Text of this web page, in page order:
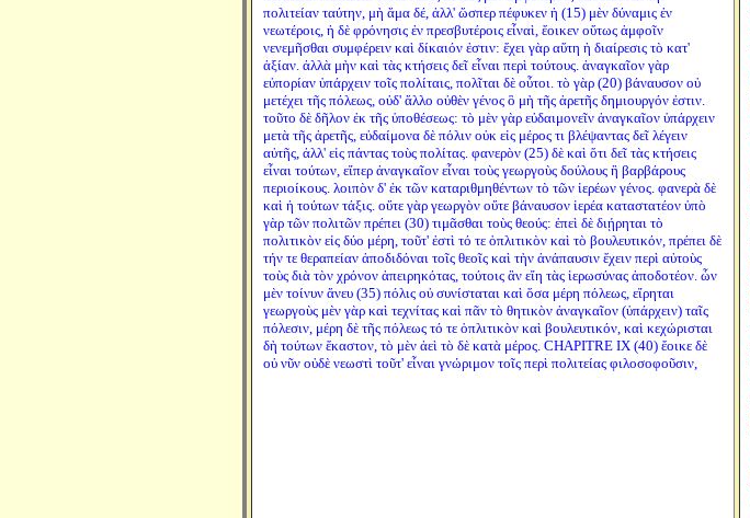
πολιτείαν ταύτην, μὴ ἅμα δέ, ἀλλ' ὥσπερ πέφυκεν ἡ (15) μὲν δύναμις ἐν
νεωτέροις, ἡ δὲ φρόνησις ἐν πρεσβυτέροις εἶναὶ, ἔοικεν οὕτως ἀμφοῖν
νενεμῆσθαι συμφέρειν καὶ δίκαιόν ἐστιν: ἔχει γὰρ αὕτη ἡ διαίρεσις τὸ κατ'
ἀξίαν. ἀλλὰ μὴν καὶ τὰς κτήσεις δεῖ εἶναι περὶ τούτους. ἀναγκαῖον γὰρ
εὐπορίαν ὑπάρχειν τοῖς πολίταις, πολῖται δὲ οὗτοι. τὸ γὰρ (20) βάναυσον οὐ
μετέχει τῆς πόλεως, οὐδ' ἄλλο οὐθὲν γένος ὃ μὴ τῆς ἀρετῆς δημιουργόν ἐστιν.
τοῦτο δὲ δῆλον ἐκ τῆς ὑποθέσεως: τὸ μὲν γὰρ εὐδαιμονεῖν ἀναγκαῖον ὑπάρχειν
μετὰ τῆς ἀρετῆς, εὐδαίμονα δὲ πόλιν οὐκ εἰς μέρος τι βλέψαντας δεῖ λέγειν
αὐτῆς, ἀλλ' εἰς πάντας τοὺς πολίτας. φανερὸν (25) δὲ καὶ ὅτι δεῖ τὰς κτήσεις
εἶναι τούτων, εἴπερ ἀναγκαῖον εἶναι τοὺς γεωργοὺς δούλους ἢ βαρβάρους
περιοίκους. λοιπὸν δ' ἐκ τῶν καταριθμηθέντων τὸ τῶν ἱερέων γένος. φανερὰ δὲ
καὶ ἡ τούτων τάξις. οὔτε γὰρ γεωργὸν οὔτε βάναυσον ἱερέα καταστατέον ὑπὸ
γὰρ τῶν πολιτῶν πρέπει (30) τιμᾶσθαι τοὺς θεούς: ἐπεὶ δὲ διῄρηται τὸ
πολιτικὸν εἰς δύο μέρη, τοῦτ' ἐστὶ τό τε ὁπλιτικὸν καὶ τὸ βουλευτικόν, πρέπει δὲ
τήν τε θεραπείαν ἀποδιδόναι τοῖς θεοῖς καὶ τὴν ἀνάπαυσιν ἔχειν περὶ αὐτοὺς
τοὺς διὰ τὸν χρόνον ἀπειρηκότας, τούτοις ἂν εἴη τὰς ἱερωσύνας ἀποδοτέον. ὧν
μὲν τοίνυν ἄνευ (35) πόλις οὐ συνίσταται καὶ ὅσα μέρη πόλεως, εἴρηται
γεωργοὺς μὲν γὰρ καὶ τεχνίτας καὶ πᾶν τὸ θητικὸν ἀναγκαῖον (ὑπάρχειν) ταῖς
πόλεσιν, μέρη δὲ τῆς πόλεως τό τε ὁπλιτικὸν καὶ βουλευτικόν, καὶ κεχώρισται
δὴ τούτων ἕκαστον, τὸ μὲν ἀεὶ τὸ δὲ κατὰ μέρος. CHAPITRE IX (40) ἔοικε δὲ
οὐ νῦν οὐδὲ νεωστὶ τοῦτ' εἶναι γνώριμον τοῖς περὶ πολιτείας φιλοσοφοῦσιν,